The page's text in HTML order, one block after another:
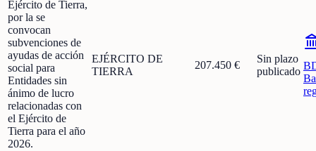
Ejército de Tierra,
por la se
convocan
subvenciones de
ayudas de acción
social para
Entidades sin
ánimo de lucro
relacionadas con
el Ejército de
Tierra para el año
2026.
EJÉRCITO DE
TIERRA
207.450 €
Sin plazo
publicado